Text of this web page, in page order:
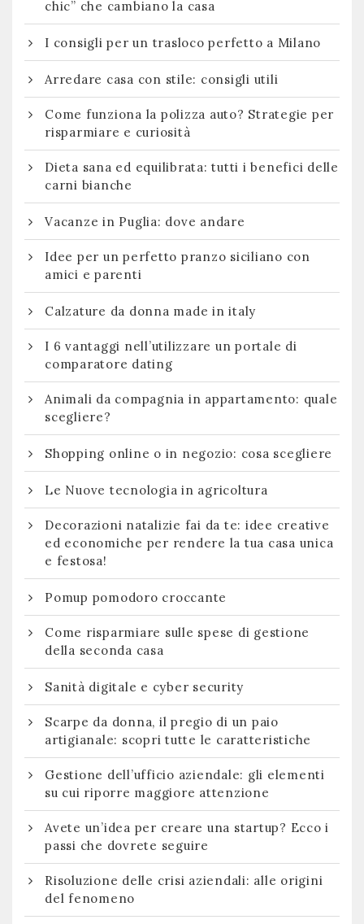
chic” che cambiano la casa
I consigli per un trasloco perfetto a Milano
Arredare casa con stile: consigli utili
Come funziona la polizza auto? Strategie per
risparmiare e curiosità
Dieta sana ed equilibrata: tutti i benefici delle
carni bianche
Vacanze in Puglia: dove andare
Idee per un perfetto pranzo siciliano con
amici e parenti
Calzature da donna made in italy
I 6 vantaggi nell’utilizzare un portale di
comparatore dating
Animali da compagnia in appartamento: quale
scegliere?
Shopping online o in negozio: cosa scegliere
Le Nuove tecnologia in agricoltura
Decorazioni natalizie fai da te: idee creative
ed economiche per rendere la tua casa unica
e festosa!
Pomup pomodoro croccante
Come risparmiare sulle spese di gestione
della seconda casa
Sanità digitale e cyber security
Scarpe da donna, il pregio di un paio
artigianale: scopri tutte le caratteristiche
Gestione dell’ufficio aziendale: gli elementi
su cui riporre maggiore attenzione
Avete un’idea per creare una startup? Ecco i
passi che dovrete seguire
Risoluzione delle crisi aziendali: alle origini
del fenomeno